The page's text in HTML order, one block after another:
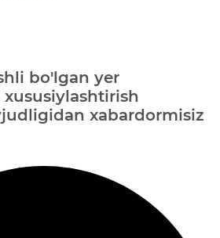
bo'lgan yer
xabardormisiz